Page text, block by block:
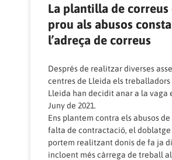
La plantilla de correus
prou als abusos
l’adreça de correus
Després de realitzar diverses
centres de Lleida els
Lleida han decidit anar a la vaga
Juny de 2021.
Ens plantem contra els abusos de
falta de contractació, el doblatge
portem realitzant donis de fa ja
incloent més càrrega de treball